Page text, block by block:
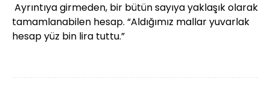
Ayrıntıya girmeden, bir bütün sayıya yaklaşık olarak
tamamlanabilen hesap. “Aldığımız mallar yuvarlak
hesap yüz bin lira tuttu.”